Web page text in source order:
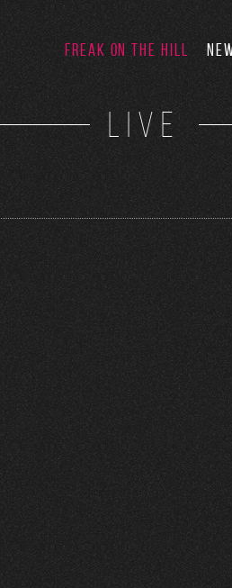
FREAK ON THE HILL
LIVE